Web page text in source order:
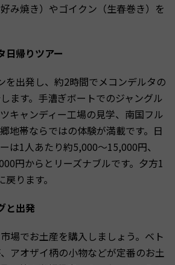
み焼き）やゴイクン（生春巻き）を
日帰りツアー
を出発し、約2時間でメコンデルタの
ます。手漕ぎボートでのジャングル
キャンディー工場の見学、南国フル
地帯ならではの体験が満載です。日
は1人あたり約5,000〜15,000円、
円からとリーズナブルです。夕方1
ります。
と出発
場でお土産を購入しましょう。ベト
アオザイ柄の小物などが定番のお土